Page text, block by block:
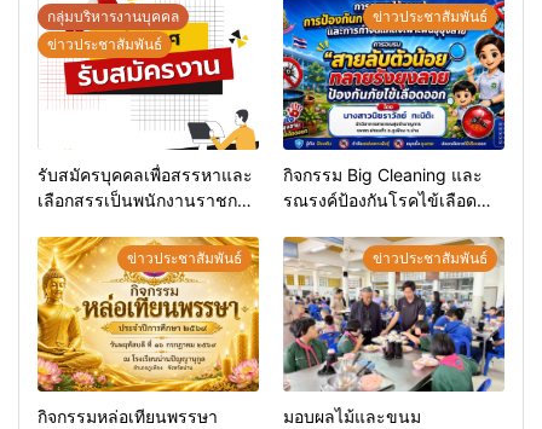
กลุ่มบริหารงานบุคคล
ข่าวประชาสัมพันธ์
รับสมัครบุคคลเพื่อสรรหาและ
เลือกสรรเป็นพนักงานราชการ
ข่าวประชาสัมพันธ์
กิจกรรม Big Cleaning และ
รณรงค์ป้องกันโรคไข้เลือด
ข่าวประชาสัมพันธ์
กิจกรรมหล่อเทียนพรรษา
ข่าวประชาสัมพันธ์
มอบผลไม้และขนม